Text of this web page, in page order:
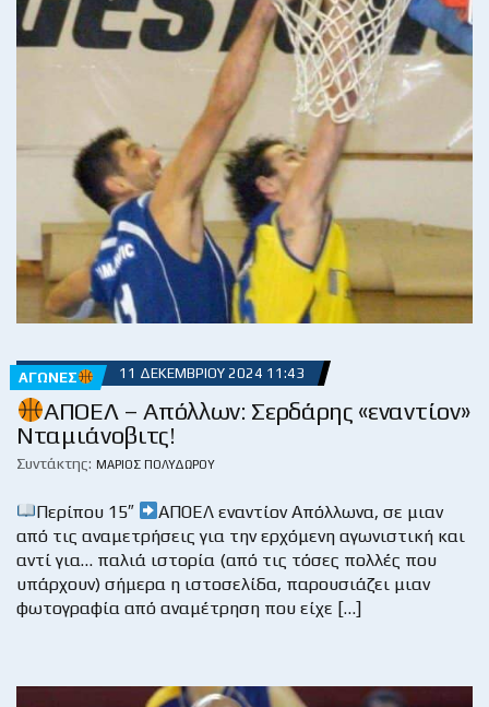
ΑΓΏΝΕΣ 11 ΔΕΚΕΜΒΡΊΟΥ 2024 11:43
ΑΠΟΕΛ – Απόλλων: Σερδάρης «εναντίον»
Νταμιάνοβιτς!
Συντάκτης: ΜΆΡΙΟΣ ΠΟΛΥΔΏΡΟΥ
Περίπου 15″
ΑΠΟΕΛ εναντίον Απόλλωνα, σε μιαν
από τις αναμετρήσεις για την ερχόμενη αγωνιστική και
αντί για… παλιά ιστορία (από τις τόσες πολλές που
υπάρχουν) σήμερα η ιστοσελίδα, παρουσιάζει μιαν
φωτογραφία από αναμέτρηση που είχε […]